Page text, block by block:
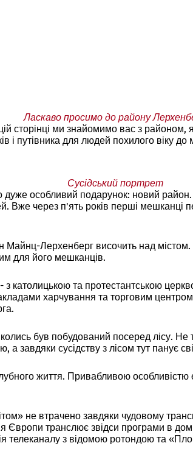
Ласкаво просимо до району
сторінці ми знайомимо вас з районом,
путівника для людей похилого віку до
Сусідський портрет
дуже особливий подарунок: новий
Вже через п'ять років перші
Лерхенберг височить над містом.
для його мешканців.
- з католицькою та протестантською
харчування та торговим
був побудований посеред лісу.
сусідству з лісом тут панує
життя. Привабливою
не втрачено завдяки чудовому
Європи транслює звідси програми в
телеканалу з відомою ротондою та